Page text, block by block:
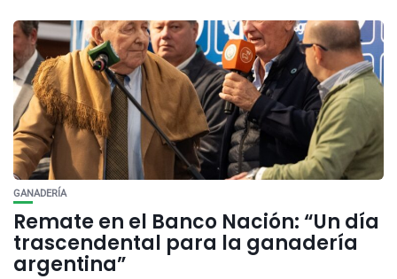
GANADERÍA
Remate en el Banco Nación: “Un día
trascendental para la ganadería
argentina”